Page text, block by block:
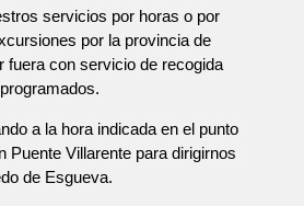
servicios por horas o por
por la provincia de
fuera con servicio de recogida
a la hora indicada en el punto
Puente Villarente para dirigirnos
de Esgueva.